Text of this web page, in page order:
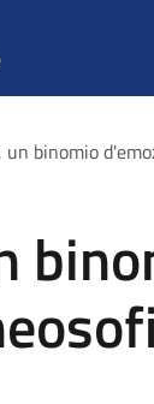
un binomio